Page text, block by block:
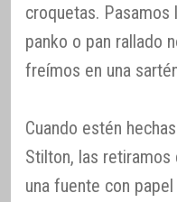
croquetas. Pasamos
panko o pan rallado
freímos en una
Cuando estén
Stilton, las retiramos
una fuente con